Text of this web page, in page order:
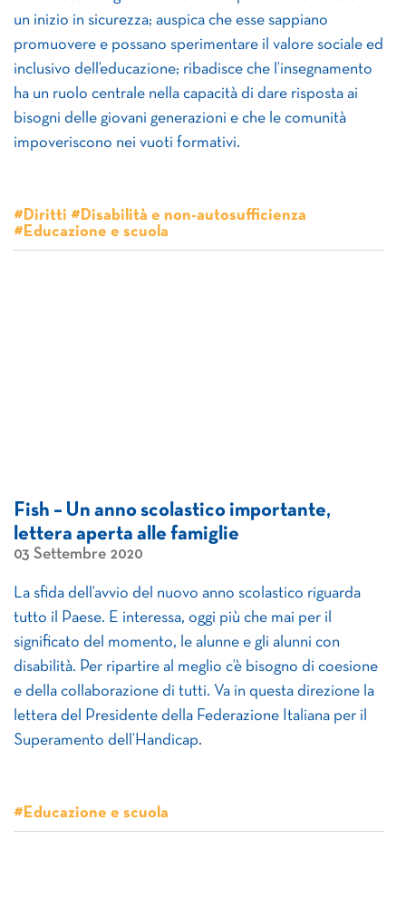
un inizio in sicurezza; auspica che esse sappiano
promuovere e possano sperimentare il valore sociale ed
inclusivo dell’educazione; ribadisce che l’insegnamento
ha un ruolo centrale nella capacità di dare risposta ai
bisogni delle giovani generazioni e che le comunità
impoveriscono nei vuoti formativi.
#Diritti #Disabilità e non-autosufficienza
#Educazione e scuola
Fish – Un anno scolastico importante,
lettera aperta alle famiglie
03 Settembre 2020
La sfida dell’avvio del nuovo anno scolastico riguarda
tutto il Paese. E interessa, oggi più che mai per il
significato del momento, le alunne e gli alunni con
disabilità. Per ripartire al meglio c’è bisogno di coesione
e della collaborazione di tutti. Va in questa direzione la
lettera del Presidente della Federazione Italiana per il
Superamento dell’Handicap.
#Educazione e scuola